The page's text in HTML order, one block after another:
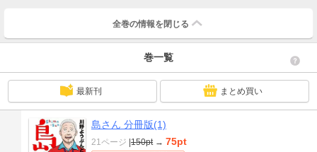
全巻の情報を 閉じる
巻一覧
最新刊 まとめ買い
島さん 分冊版(1)
21ページ 150pt → 75pt